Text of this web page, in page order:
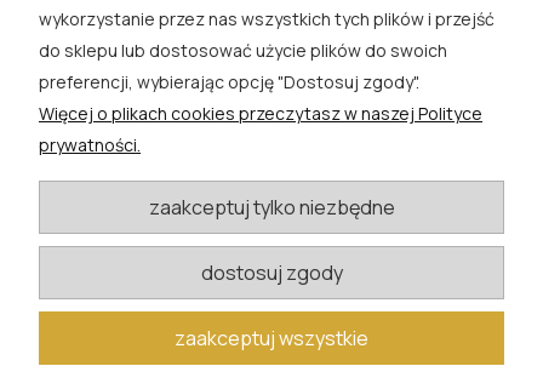
SKLEP
EXTRA
KATEGORIE BLOGU
W razie pytań i wątpliwości prosimy o kontakt
biuro@rosacwik.pl
wykorzystanie przez nas wszystkich tych plików i przejść
do sklepu lub dostosować użycie plików do swoich
preferencji, wybierając opcję "Dostosuj zgody".
Więcej o plikach cookies przeczytasz w naszej Polityce
prywatności.
zaakceptuj tylko niezbędne
dostosuj zgody
zaakceptuj wszystkie